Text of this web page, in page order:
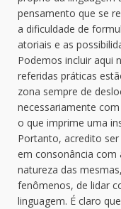
pensamento que se
a dificuldade de
atoriais e as
Podemos incluir aqui
referidas práticas
zona sempre de
necessariamente
o que imprime uma
Portanto, acredito
em consonância com
natureza das
fenômenos, de lidar
linguagem. É claro